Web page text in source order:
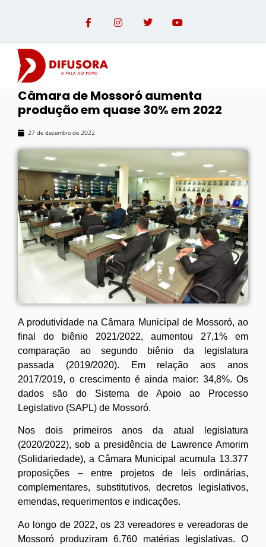
Câmara de Mossoró aumenta
produção em quase 30% em 2022
27 de dezembro de 2022
A produtividade na Câmara Municipal de Mossoró, ao
final do biênio 2021/2022, aumentou 27,1% em
comparação ao segundo biênio da legislatura
passada (2019/2020). Em relação aos anos
2017/2019, o crescimento é ainda maior: 34,8%. Os
dados são do Sistema de Apoio ao Processo
Legislativo (SAPL) de Mossoró.
Nos dois primeiros anos da atual legislatura
(2020/2022), sob a presidência de Lawrence Amorim
(Solidariedade), a Câmara Municipal acumula 13.377
proposições – entre projetos de leis ordinárias,
complementares, substitutivos, decretos legislativos,
emendas, requerimentos e indicações.
Ao longo de 2022, os 23 vereadores e vereadoras de
Mossoró produziram 6.760 matérias legislativas. O